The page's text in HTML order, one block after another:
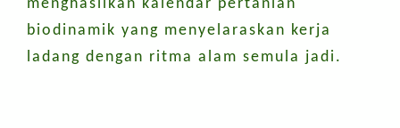
menghasilkan kalendar pertanian
biodinamik yang menyelaraskan kerja
ladang dengan ritma alam semula jadi.